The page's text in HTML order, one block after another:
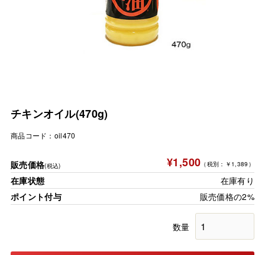
チキンオイル(470g)
商品コード： oil470
販売価格(税込) ¥1,500 （税別：￥1,389）
在庫状態
在庫有り
ポイント付与
販売価格の2%
数量